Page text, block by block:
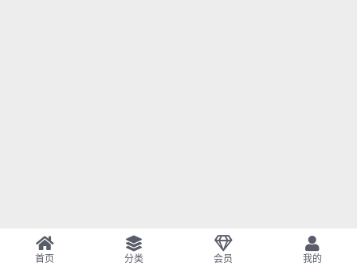
首页 分类 会员 我的